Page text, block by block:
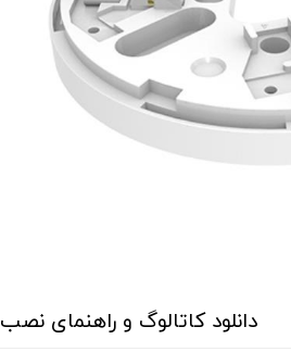
دانلود کاتالوگ و راهنمای نصب